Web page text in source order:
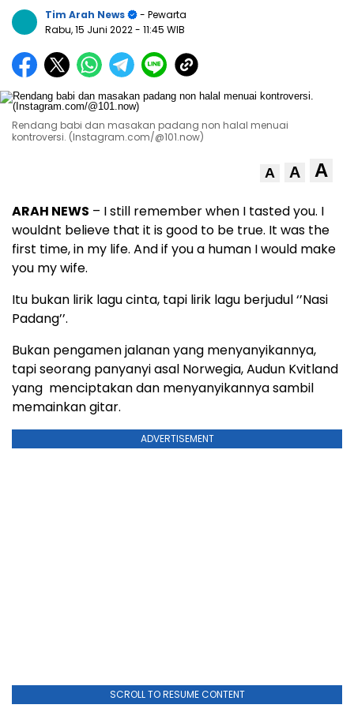
Tim Arah News
- Pewarta
Rabu, 15 Juni 2022- 11:45 WIB
Rendang babi dan masakan padang non halal menuai
kontroversi. (Instagram.com/@101.now)
A A A
ARAH NEWS – I still remember when I tasted you. I
wouldnt believe that it is good to be true. It was the
first time, in my life. And if you a human I would make
you my wife.
Itu bukan lirik lagu cinta, tapi lirik lagu berjudul ‘’Nasi
Padang’’.
Bukan pengamen jalanan yang menyanyikannya,
tapi seorang panyanyi asal Norwegia, Audun Kvitland
yang menciptakan dan menyanyikannya sambil
memainkan gitar.
ADVERTISEMENT
SCROLL TO RESUME CONTENT